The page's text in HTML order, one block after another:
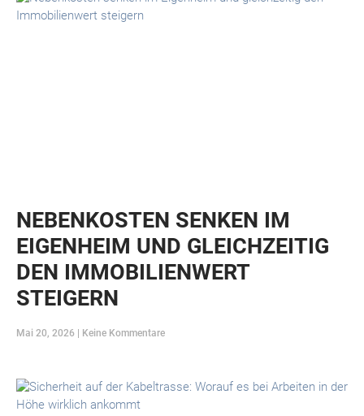
NEBENKOSTEN SENKEN IM
EIGENHEIM UND GLEICHZEITIG
DEN IMMOBILIENWERT
STEIGERN
Mai 20, 2026 Keine Kommentare